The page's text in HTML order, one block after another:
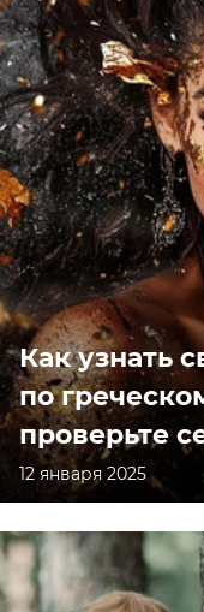
Как узнать
по
проверьте
12 января 2025